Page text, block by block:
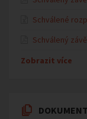
Schválené
Schválený
Zobrazit více